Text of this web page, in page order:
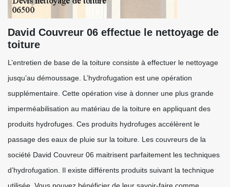
David Couvreur 06 effectue le nettoyage de
toiture
L’entretien de base de la toiture consiste à effectuer le nettoyage
jusqu’au démoussage. L’hydrofugation est une opération
supplémentaire. Cette opération vise à donner une plus grande
imperméabilisation au matériau de la toiture en appliquant des
produits hydrofuges. Ces produits hydrofuges accélèrent le
passage des eaux de pluie sur la toiture. Les couvreurs de la
société David Couvreur 06 maitrisent parfaitement les techniques
d’hydrofugation. Il existe différents produits suivant la technique